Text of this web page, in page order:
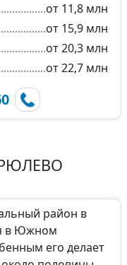
от 11,8 млн
от 15,9 млн
от 20,3 млн
от 22,7 млн
район в
в Южном
его делает